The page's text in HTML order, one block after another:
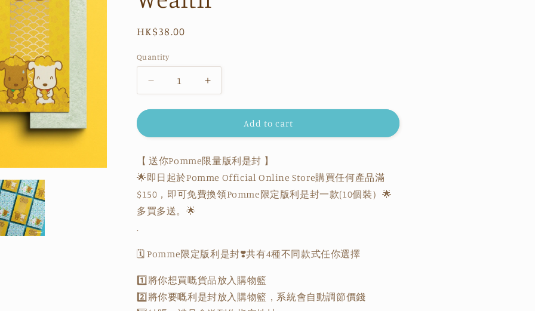
Regular
HK$38.00
Quantity
Quantity
Decrease
quantity
for
&amp;
Red
Packet
Long
10pcs
-
Increase
quantity
for
&amp;
Red
Packet
10pcs
Add to cart
【 送你Pomme限量版利是封 】
🌟即日起於Pomme Official Online Store購買任何產品滿
$150，即可免費換領Pomme限定版利是封一款(10個裝）🌟
多買多送。 🌟
.
🗓 Pomme限定版利是封❣️共有4種不同款式任你選擇
1️⃣ 將你想買嘅貨品放入購物籃
2️⃣ 將你要嘅利是封放入購物籃，系統會自動調節價錢